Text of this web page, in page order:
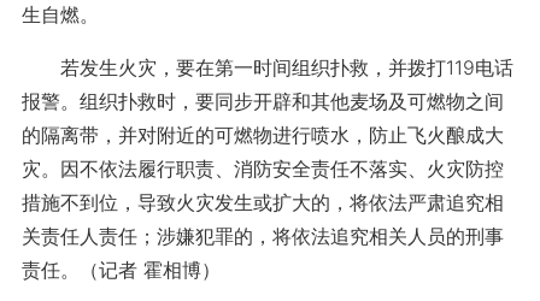
生自燃。
若发生火灾，要在第一时间组织扑救，并拨打119电话
报警。组织扑救时，要同步开辟和其他麦场及可燃物之间
的隔离带，并对附近的可燃物进行喷水，防止飞火酿成大
灾。因不依法履行职责、消防安全责任不落实、火灾防控
措施不到位，导致火灾发生或扩大的，将依法严肃追究相
关责任人责任；涉嫌犯罪的，将依法追究相关人员的刑事
责任。（记者 霍相博）